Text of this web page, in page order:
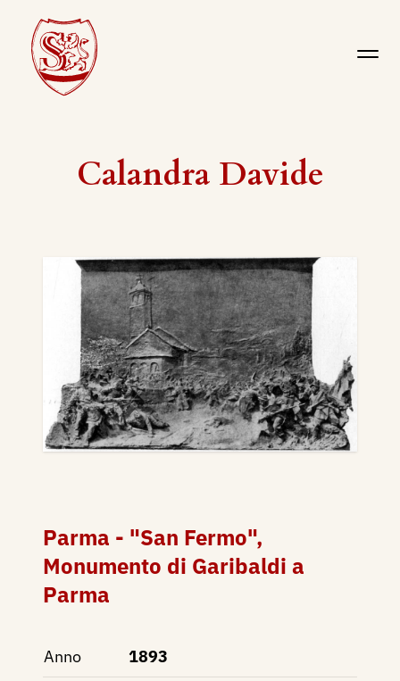
Calandra Davide
Parma - "San Fermo",
Monumento di Garibaldi a
Parma
Anno
1893